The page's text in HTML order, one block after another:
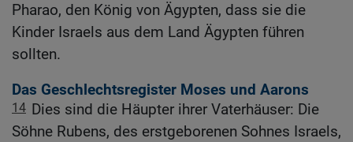
Pharao, den König von Ägypten, dass sie die
Kinder Israels aus dem Land Ägypten führen
sollten.
Das Geschlechtsregister Moses und Aarons
14 Dies sind die Häupter ihrer Vaterhäuser: Die
Söhne Rubens, des erstgeborenen Sohnes Israels,